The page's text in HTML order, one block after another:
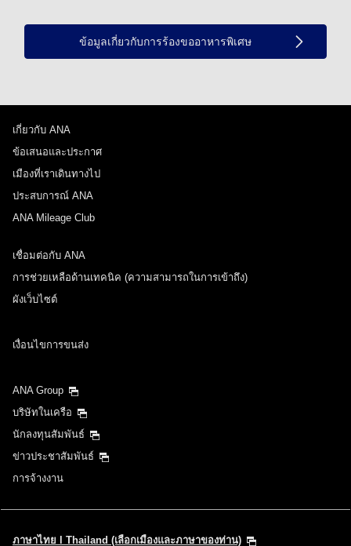
ข้อมูลเกี่ยวกับการร้องขออาหารพิเศษ
เกี่ยวกับ ANA
ข้อเสนอและประกาศ
เมืองที่เราเดินทางไป
ประสบการณ์ ANA
ANA Mileage Club
เชื่อมต่อกับ ANA
การช่วยเหลือด้านเทคนิค (ความสามารถในการเข้าถึง)
ผังเว็บไซต์
เงื่อนไขการขนส่ง
ANA Group
บริษัทในเครือ
นักลงทุนสัมพันธ์
ข่าวประชาสัมพันธ์
การจ้างงาน
ภาษาไทย l Thailand (เลือกเมืองและภาษาของท่าน)